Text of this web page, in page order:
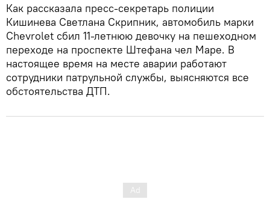
Как рассказала пресс-секретарь полиции
Кишинева Светлана Скрипник, автомобиль марки
Chevrolet сбил 11-летнюю девочку на пешеходном
переходе на проспекте Штефана чел Маре. В
настоящее время на месте аварии работают
сотрудники патрульной службы, выясняются все
обстоятельства ДТП.